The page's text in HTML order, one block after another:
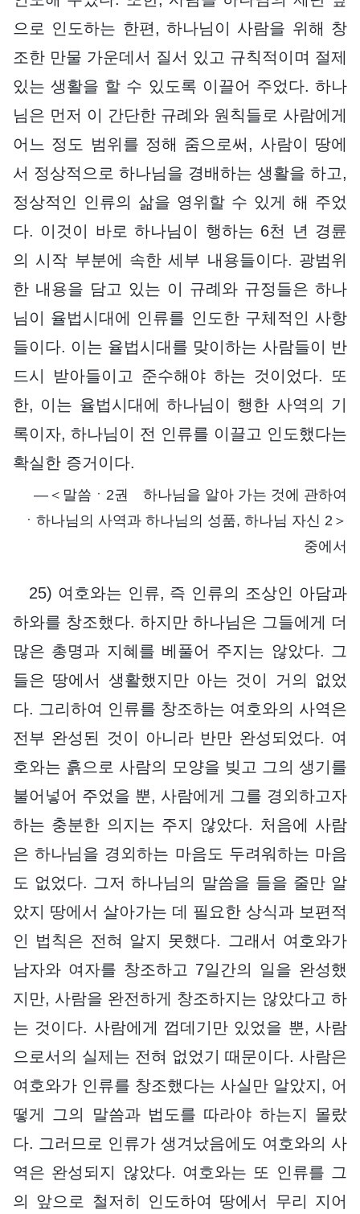
으로 인도하는 한편, 하나님이 사람을 위해 창
조한 만물 가운데서 질서 있고 규칙적이며 절제
있는 생활을 할 수 있도록 이끌어 주었다. 하나
님은 먼저 이 간단한 규례와 원칙들로 사람에게
어느 정도 범위를 정해 줌으로써, 사람이 땅에
서 정상적으로 하나님을 경배하는 생활을 하고,
정상적인 인류의 삶을 영위할 수 있게 해 주었
다. 이것이 바로 하나님이 행하는 6천 년 경륜
의 시작 부분에 속한 세부 내용들이다. 광범위
한 내용을 담고 있는 이 규례와 규정들은 하나
님이 율법시대에 인류를 인도한 구체적인 사항
들이다. 이는 율법시대를 맞이하는 사람들이 반
드시 받아들이고 준수해야 하는 것이었다. 또
한, 이는 율법시대에 하나님이 행한 사역의 기
록이자, 하나님이 전 인류를 이끌고 인도했다는
확실한 증거이다.
―＜말씀ㆍ2권 하나님을 알아 가는 것에 관하여
ㆍ하나님의 사역과 하나님의 성품, 하나님 자신 2＞
중에서
25) 여호와는 인류, 즉 인류의 조상인 아담과
하와를 창조했다. 하지만 하나님은 그들에게 더
많은 총명과 지혜를 베풀어 주지는 않았다. 그
들은 땅에서 생활했지만 아는 것이 거의 없었
다. 그리하여 인류를 창조하는 여호와의 사역은
전부 완성된 것이 아니라 반만 완성되었다. 여
호와는 흙으로 사람의 모양을 빚고 그의 생기를
불어넣어 주었을 뿐, 사람에게 그를 경외하고자
하는 충분한 의지는 주지 않았다. 처음에 사람
은 하나님을 경외하는 마음도 두려워하는 마음
도 없었다. 그저 하나님의 말씀을 들을 줄만 알
았지 땅에서 살아가는 데 필요한 상식과 보편적
인 법칙은 전혀 알지 못했다. 그래서 여호와가
남자와 여자를 창조하고 7일간의 일을 완성했
지만, 사람을 완전하게 창조하지는 않았다고 하
는 것이다. 사람에게 껍데기만 있었을 뿐, 사람
으로서의 실제는 전혀 없었기 때문이다. 사람은
여호와가 인류를 창조했다는 사실만 알았지, 어
떻게 그의 말씀과 법도를 따라야 하는지 몰랐
다. 그러므로 인류가 생겨났음에도 여호와의 사
역은 완성되지 않았다. 여호와는 또 인류를 그
의 앞으로 철저히 인도하여 땅에서 무리 지어